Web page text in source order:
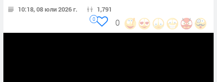
10:18, 08 юли 2026 г. 1,791
0
0